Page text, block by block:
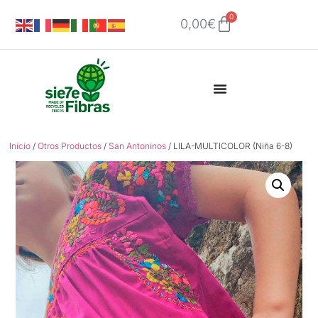
0,00€ 0
Inicio /Otros Productos / San Antoninos / LILA-MULTICOLOR (Niña 6-8)